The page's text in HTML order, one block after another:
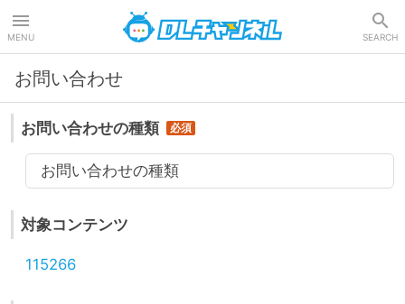
MENU SEARCH
お問い合わせ
お問い合わせの種類
お問い合わせの種類
対象コンテンツ
115266